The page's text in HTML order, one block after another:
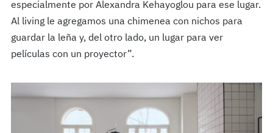
especialmente por Alexandra Kehayoglou para ese lugar.
Al living le agregamos una chimenea con nichos para
guardar la leña y, del otro lado, un lugar para ver
películas con un proyector”.